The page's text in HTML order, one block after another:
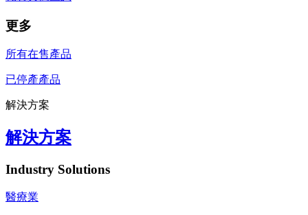
更多
所有在售產品
已停產產品
解決方案
解決方案
Industry Solutions
醫療業